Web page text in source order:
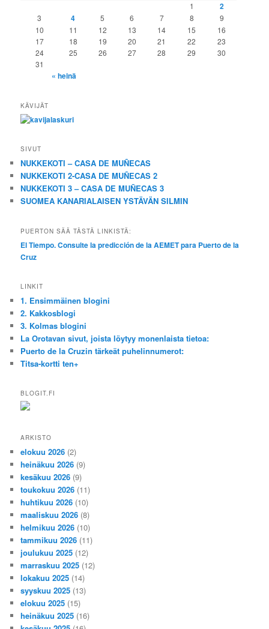
1 2
3 4 5 6 7 8
9
10
11 12 13 14 15
16
17
18 19 20 21 22
23
24
25 26 27 28 29
30
31
« heinä
KÄVIJÄT
SIVUT
NUKKEKOTI – CASA DE MUÑECAS
NUKKEKOTI 2-CASA DE MUÑECAS 2
NUKKEKOTI 3 – CASA DE MUÑECAS 3
SUOMEA KANARIALAISEN YSTÄVÄN SILMIN
PUERTON SÄÄ TÄSTÄ LINKISTÄ:
El Tiempo. Consulte la predicción de la AEMET para Puerto de la
Cruz
LINKIT
1. Ensimmäinen blogini
2. Kakkosblogi
3. Kolmas blogini
La Orotavan sivut, joista löytyy monenlaista tietoa:
Puerto de la Cruzin tärkeät puhelinnumerot:
Titsa-kortti ten+
BLOGIT.FI
ARKISTO
elokuu 2026 (2)
heinäkuu 2026 (9)
kesäkuu 2026 (9)
toukokuu 2026 (11)
huhtikuu 2026 (10)
maaliskuu 2026 (8)
helmikuu 2026 (10)
tammikuu 2026 (11)
joulukuu 2025 (12)
marraskuu 2025 (12)
lokakuu 2025 (14)
syyskuu 2025 (13)
elokuu 2025 (15)
heinäkuu 2025 (16)